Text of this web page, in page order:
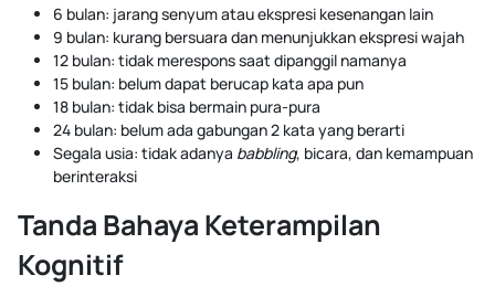
6 bulan: jarang senyum atau ekspresi kesenangan lain
9 bulan: kurang bersuara dan menunjukkan ekspresi wajah
12 bulan: tidak merespons saat dipanggil namanya
15 bulan: belum dapat berucap kata apa pun
18 bulan: tidak bisa bermain pura-pura
24 bulan: belum ada gabungan 2 kata yang berarti
Segala usia: tidak adanya babbling, bicara, dan kemampuan
berinteraksi
Tanda Bahaya Keterampilan
Kognitif